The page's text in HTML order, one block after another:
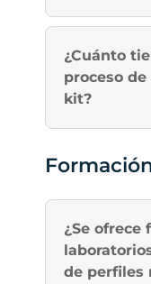
¿Cuánto
proceso
kit?
¿Se ofrece
de perfiles